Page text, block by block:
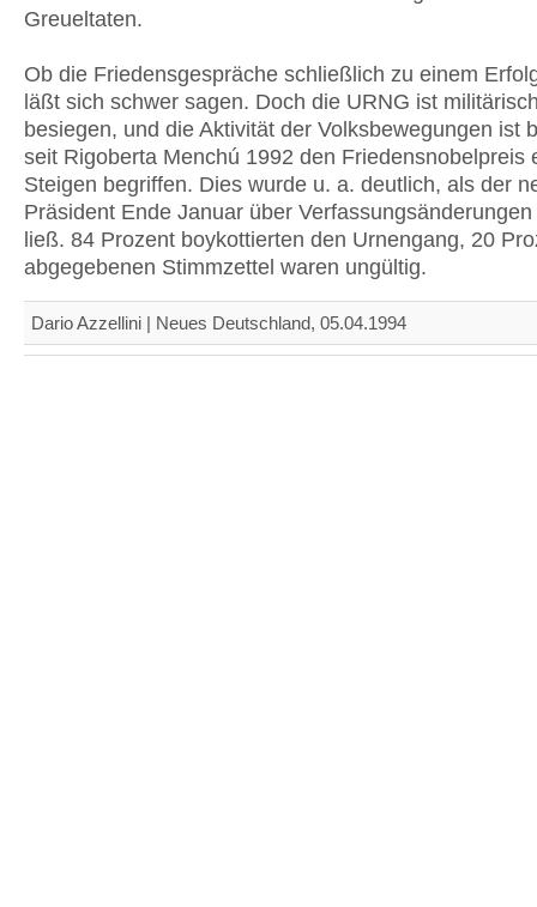
Greueltaten.
Ob die Friedensgespräche schließlich zu einem
läßt sich schwer sagen. Doch die URNG ist
besiegen, und die Aktivität der Volksbewegungen ist
seit Rigoberta Menchú 1992 den Friedensnobelpreis
Steigen begriffen. Dies wurde u. a. deutlich, als der
Präsident Ende Januar über
ließ. 84 Prozent boykottierten den Urnengang, 20
abgegebenen Stimmzettel waren ungültig.
Dario Azzellini | Neues Deutschland, 05.04.1994